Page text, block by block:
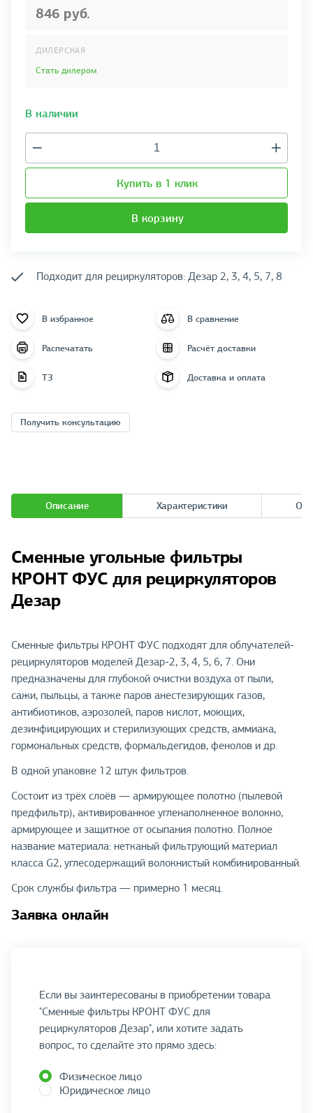
846 руб.
ДИЛЕРСКАЯ
Стать дилером
В наличии
Купить в 1 клик
В корзину
Подходит для рециркуляторов: Дезар 2, 3, 4, 5, 7, 8
В избранное В сравнение
Распечатать Расчёт доставки
ТЗ Доставка и оплата
Получить консультацию
Описание Характеристики
Сменные угольные фильтры
КРОНТ ФУС для рециркуляторов
Дезар
Сменные фильтры КРОНТ ФУС подходят для облучателей-
рециркуляторов моделей Дезар-2, 3, 4, 5, 6, 7. Они
предназначены для глубокой очистки воздуха от пыли,
сажи, пыльцы, а также паров анестезирующих газов,
антибиотиков, аэрозолей, паров кислот, моющих,
дезинфицирующих и стерилизующих средств, аммиака,
гормональных средств, формальдегидов, фенолов и др.
В одной упаковке 12 штук фильтров.
Состоит из трёх слоёв — армирующее полотно (пылевой
предфильтр), активированное угленаполненное волокно,
армирующее и защитное от осыпания полотно. Полное
название материала: нетканый фильтрующий материал
класса G2, углесодержащий волокнистый комбинированный.
Срок службы фильтра — примерно 1 месяц.
Заявка онлайн
Если вы заинтересованы в приобретении товара
"Сменные фильтры КРОНТ ФУС для
рециркуляторов Дезар", или хотите задать
вопрос, то сделайте это прямо здесь:
Физическое лицо
Юридическое лицо